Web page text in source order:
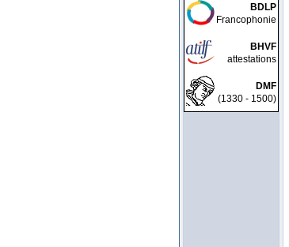
BDLP
Francophonie
BHVF
attestations
DMF
(1330 - 1500)